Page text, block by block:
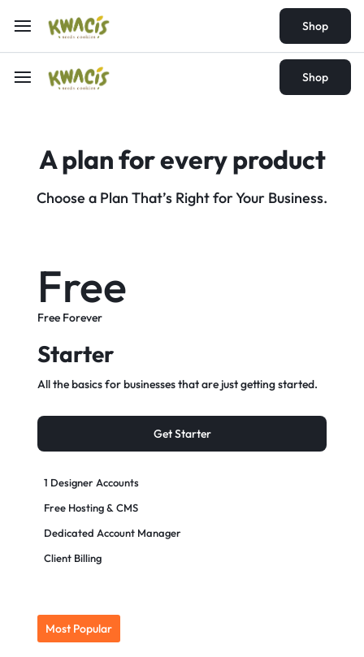
Shop
Shop
A plan for everyproduct
Choose a Plan That’s Right for Your Business.
Starter
All the basics for businesses that are just getting started.
Free
Free Forever
1 Designer Accounts
Free Hosting & CMS
Dedicated Account Manager
Client Billing
Get Starter
Most Popular